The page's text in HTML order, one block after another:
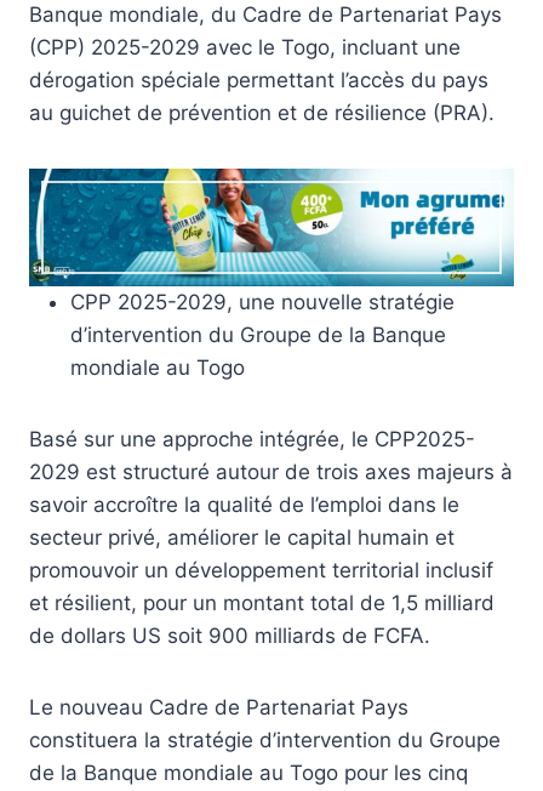
Banque mondiale, du Cadre de Partenariat Pays
(CPP) 2025-2029 avec le Togo, incluant une
dérogation spéciale permettant l’accès du pays
au guichet de prévention et de résilience (PRA).
CPP 2025-2029, une nouvelle stratégie
d’intervention du Groupe de la Banque
mondiale au Togo
Basé sur une approche intégrée, le CPP2025-
2029 est structuré autour de trois axes majeurs à
savoir accroître la qualité de l’emploi dans le
secteur privé, améliorer le capital humain et
promouvoir un développement territorial inclusif
et résilient, pour un montant total de 1,5 milliard
de dollars US soit 900 milliards de FCFA.
Le nouveau Cadre de Partenariat Pays
constituera la stratégie d’intervention du Groupe
de la Banque mondiale au Togo pour les cinq